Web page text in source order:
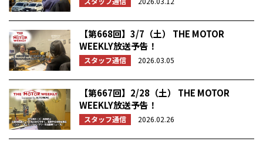
【第668回】3/7（土） THE MOTOR
WEEKLY放送予告！
スタッフ通信 2026.03.05
【第667回】2/28（土） THE MOTOR
WEEKLY放送予告！
スタッフ通信 2026.02.26